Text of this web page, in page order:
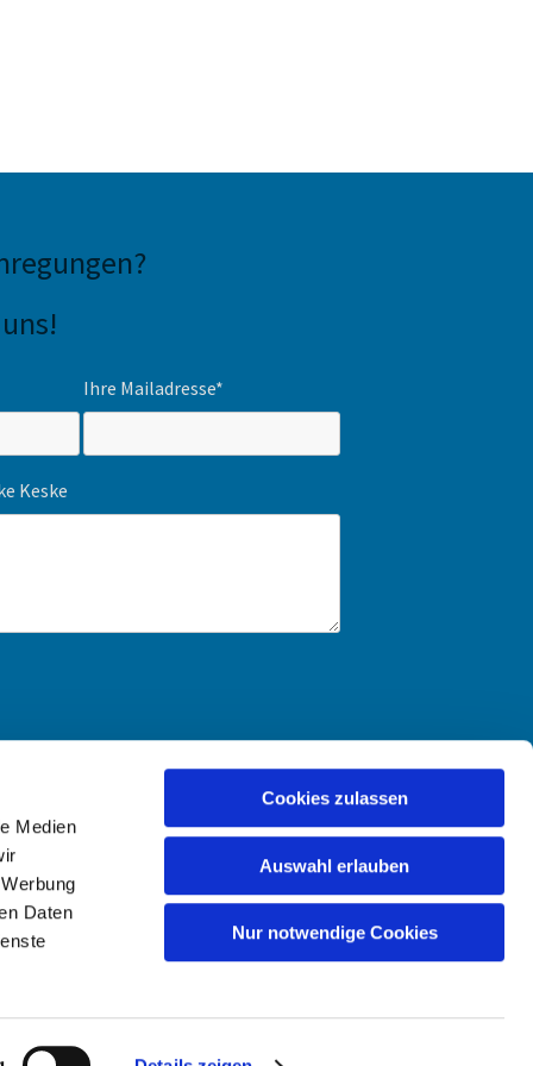
Medien
Daten
Cookies zulassen
Auswahl erlauben
Nur notwendige Cookies
?
Ihre Mailadresse*
Keske